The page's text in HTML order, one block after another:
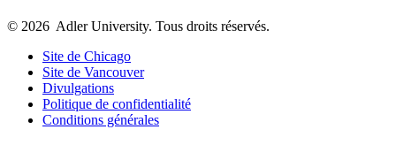
© 2026 Adler University. Tous droits réservés.
Site de Chicago
Site de Vancouver
Divulgations
Politique de confidentialité
Conditions générales